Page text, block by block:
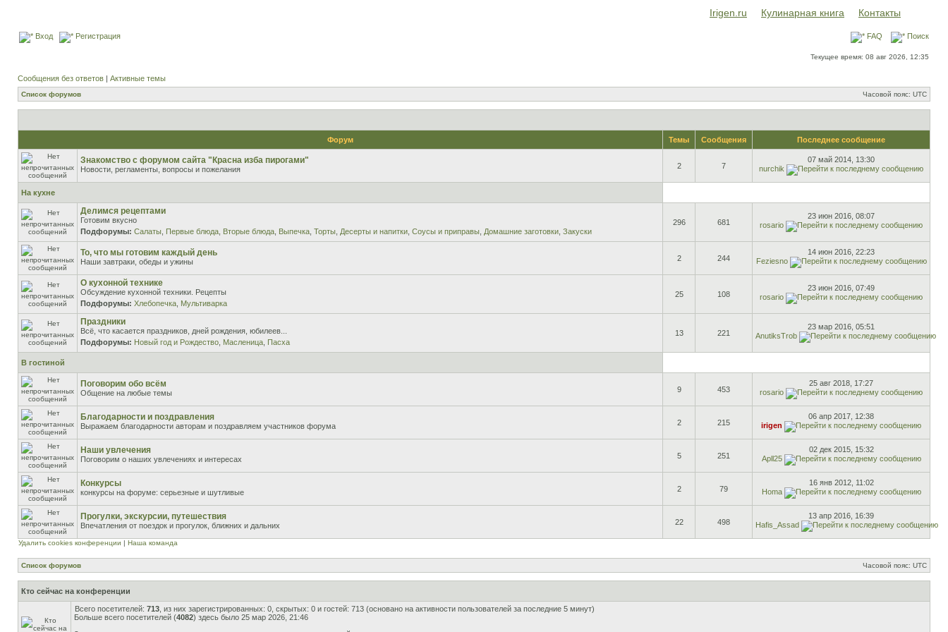
Irigen.ru Кулинарная книга Контакты
Вход Регистрация FAQ Поиск
Текущее время: 08 авг 2026, 12:35
Сообщения без ответов | Активные темы
Список форумов Часовой пояс: UTC
Форум Темы Сообщения Последнее сообщение
Знакомство с форумом сайта "Красна изба пирогами"
Новости, регламенты, вопросы и пожелания 2 7
07 май 2014, 13:30
nurchik
На кухне
Делимся рецептами
Готовим вкусно
Подфорумы: Салаты Первые блюда Вторые блюда Выпечка Торты Десерты и напитки Соусы и приправы Домашние заготовки Закуски
296 681
23 июн 2016, 08:07
rosario
То, что мы готовим каждый день
Наши завтраки, обеды и ужины 2 244
14 июн 2016, 22:23
Feziesno
О кухонной технике
Обсуждение кухонной техники. Рецепты
Подфорумы: Хлебопечка Мультиварка
25 108
23 июн 2016, 07:49
rosario
Праздники
Всё, что касается праздников, дней рождения, юбилеев...
Подфорумы: Новый год и Рождество Масленица Пасха
13 221
23 мар 2016, 05:51
AnutiksTrob
В гостиной
Поговорим обо всём
Общение на любые темы 9 453
25 авг 2018, 17:27
rosario
Благодарности и поздравления
Выражаем благодарности авторам и поздравляем участников форума 2 215
06 апр 2017, 12:38
irigen
Наши увлечения
Поговорим о наших увлечениях и интересах 5 251
02 дек 2015, 15:32
Apll25
Конкурсы
конкурсы на форуме: серьезные и шутливые 2 79
16 янв 2012, 11:02
Homa
Прогулки, экскурсии, путешествия
Впечатления от поездок и прогулок, ближних и дальних 22 498
13 апр 2016, 16:39
Hafis_Assad
Удалить cookies конференции | Наша команда
Список форумов Часовой пояс: UTC
Кто сейчас на конференции
Всего посетителей: 713 , из них зарегистрированных: 0, скрытых: 0 и гостей: 713 (основано на активности пользователей за последние 5 минут)
Больше всего посетителей (4082) здесь было 25 мар 2026, 21:46